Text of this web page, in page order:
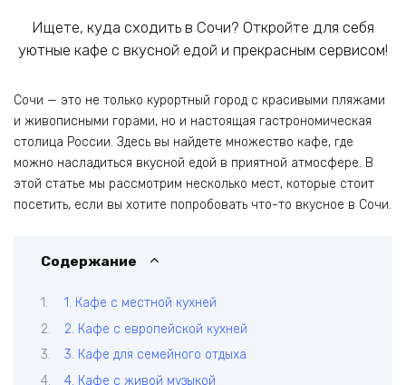
Ищете, куда сходить в Сочи? Откройте для себя
уютные кафе с вкусной едой и прекрасным сервисом!
Сочи — это не только курортный город с красивыми пляжами
и живописными горами, но и настоящая гастрономическая
столица России. Здесь вы найдете множество кафе, где
можно насладиться вкусной едой в приятной атмосфере. В
этой статье мы рассмотрим несколько мест, которые стоит
посетить, если вы хотите попробовать что-то вкусное в Сочи.
Содержание
1. Кафе с местной кухней
2. Кафе с европейской кухней
3. Кафе для семейного отдыха
4. Кафе с живой музыкой